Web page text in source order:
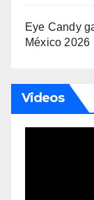
Eye Candy
México 2026
Videos